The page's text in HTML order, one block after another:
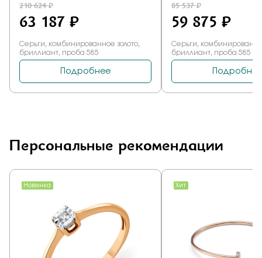
Персональные рекомендации